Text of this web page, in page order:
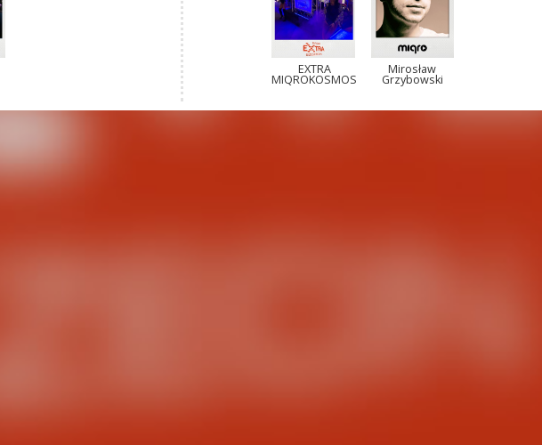
EXTRA
MIQROKOSMOS
Mirosław
Grzybowski